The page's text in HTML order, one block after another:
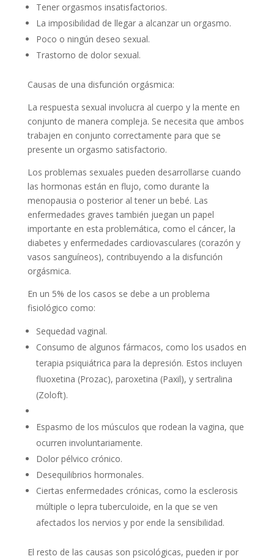
Tener orgasmos insatisfactorios.
La imposibilidad de llegar a alcanzar un orgasmo.
Poco o ningún deseo sexual.
Trastorno de dolor sexual.
Causas de una disfunción orgásmica:
La respuesta sexual involucra al cuerpo y la mente en
conjunto de manera compleja. Se necesita que ambos
trabajen en conjunto correctamente para que se
presente un orgasmo satisfactorio.
Los problemas sexuales pueden desarrollarse cuando
las hormonas están en flujo, como durante la
menopausia o posterior al tener un bebé. Las
enfermedades graves también juegan un papel
importante en esta problemática, como el cáncer, la
diabetes y enfermedades cardiovasculares (corazón y
vasos sanguíneos), contribuyendo a la disfunción
orgásmica.
En un 5% de los casos se debe a un problema
fisiológico como:
Sequedad vaginal.
Consumo de algunos fármacos, como los usados en
terapia psiquiátrica para la depresión. Estos incluyen
fluoxetina (Prozac), paroxetina (Paxil), y sertralina
(Zoloft).
Espasmo de los músculos que rodean la vagina, que
ocurren involuntariamente.
Dolor pélvico crónico.
Desequilibrios hormonales.
Ciertas enfermedades crónicas, como la esclerosis
múltiple o lepra tuberculoide, en la que se ven
afectados los nervios y por ende la sensibilidad.
El resto de las causas son psicológicas, pueden ir por